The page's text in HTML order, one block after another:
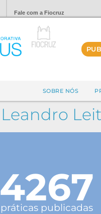
Fale com a Fiocruz
SOBRE NÓS
Leandro
4267
práticas publicadas